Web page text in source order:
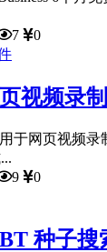
7
0
视频录制
于网页视频录
9
0
种子搜